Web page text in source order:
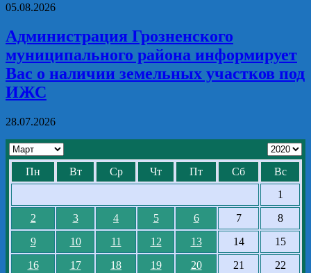
05.08.2026
Администрация Грозненского
муниципального района информирует
Вас о наличии земельных участков под
ИЖС
28.07.2026
Пн Вт Ср Чт Пт Сб
Вс
1
2
3 4 5 6 7
8
9
10 11 12 13 14
15
16
17 18 19 20 21
22